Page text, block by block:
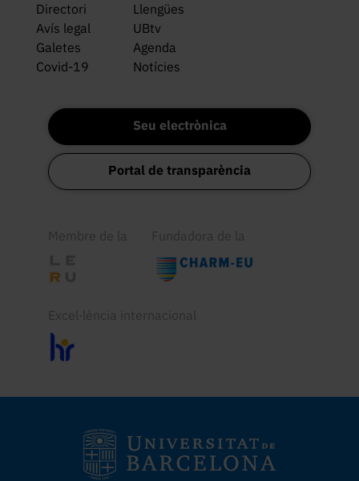
Directori
Llengües
Avís legal
UBtv
Galetes
Agenda
Covid-19
Notícies
Seu electrònica
Portal de transparència
Membre de la Fundadora de la
Excel·lència internacional